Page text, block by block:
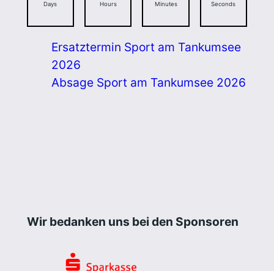
Days Hours Minutes Seconds
Ersatztermin Sport am Tankumsee
2026
Absage Sport am Tankumsee 2026
Wir bedanken uns bei den Sponsoren